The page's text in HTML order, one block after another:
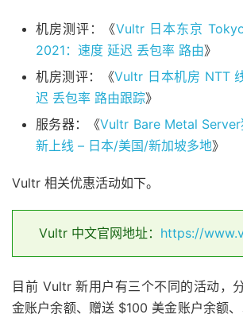
机房测评：《Vultr 日本东京
2021：速度 延迟 丢包率 路由》
机房测评：《Vultr 日本机房 NTT
迟 丢包率 路由跟踪》
服务器：《Vultr Bare Metal Server
新上线 – 日本/美国/新加坡多地》
Vultr 相关优惠活动如下。
Vultr 中文官网地址： https://
目前 Vultr 新用户有三个不同的活动，
金账户余额、赠送 $100 美金账户余额